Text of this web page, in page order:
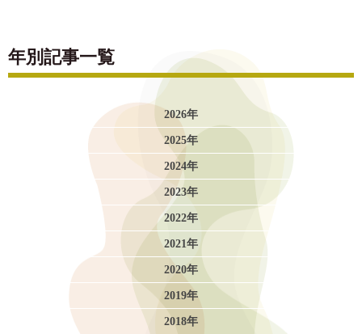
年別記事一覧
2026年
2025年
2024年
2023年
2022年
2021年
2020年
2019年
2018年